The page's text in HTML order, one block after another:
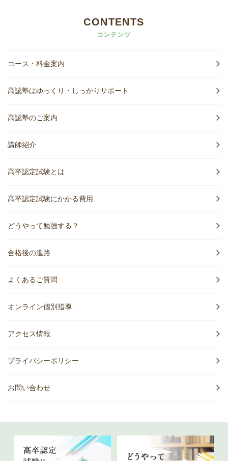
CONTENTS
コンテンツ
コース・料金案内
高認塾はゆっくり・しっかりサポート
高認塾のご案内
講師紹介
高卒認定試験とは
高卒認定試験にかかる費用
どうやって勉強する？
合格後の進路
よくあるご質問
オンライン個別指導
アクセス情報
プライバシーポリシー
お問い合わせ